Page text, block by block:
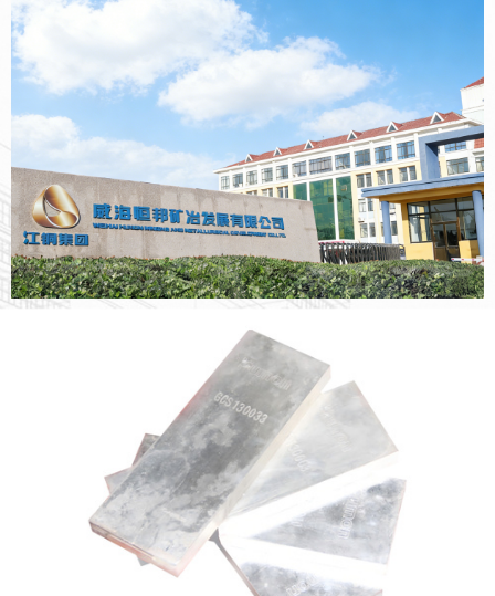
5
6
7
8
9
2
4
5
6
7
2
5
6
7
8
3
4
5
6
7
8
2
3
4
5
6
7
9
4
5
6
7
8
5
6
7
8
9
3
4
5
6
7
4
5
6
7
电解铜 硫酸
黄金